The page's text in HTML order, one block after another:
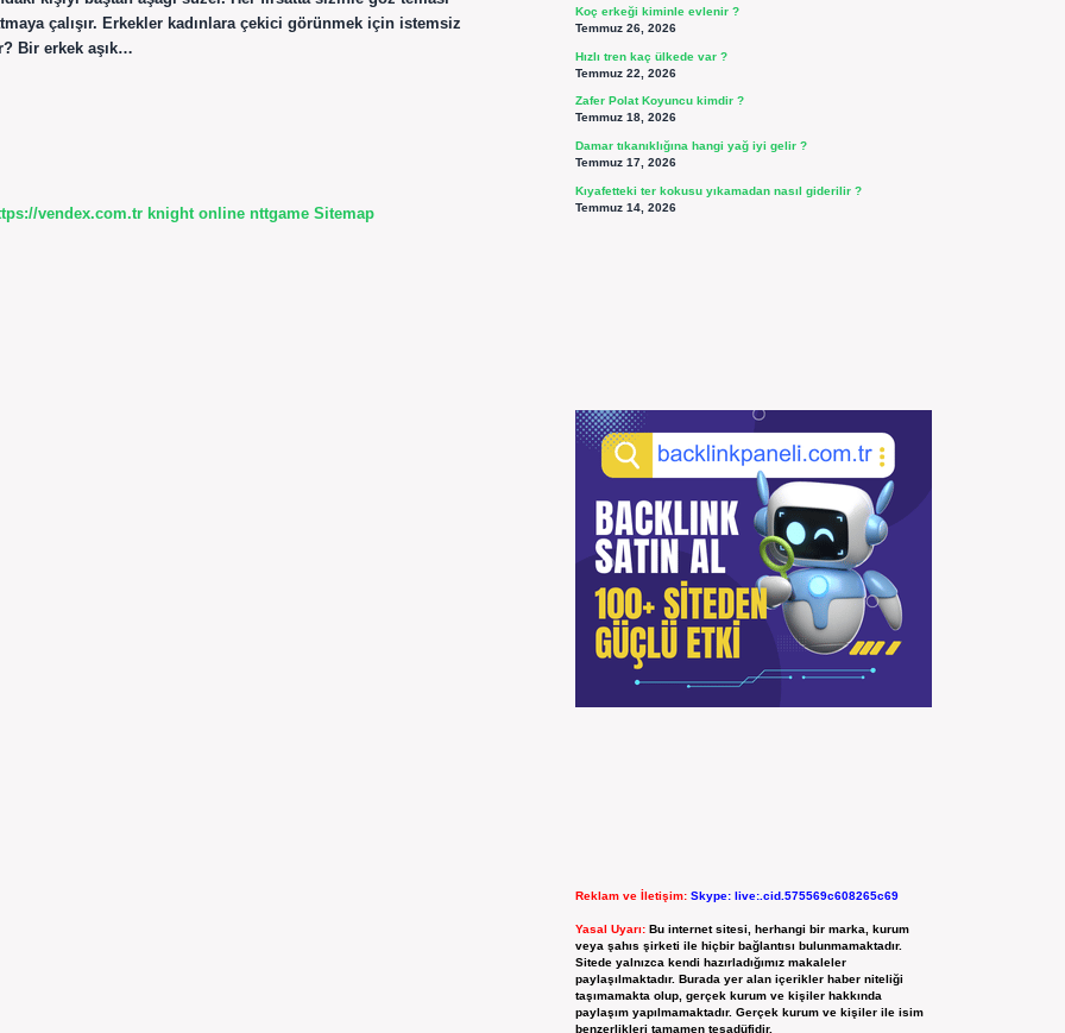
çalışır. Erkekler kadınlara çekici görünmek için istemsiz
Bir erkek aşık…
vendex.com.tr knight online nttgame Sitemap
Koç erkeği kiminle evlenir ?
Temmuz 26, 2026
Hızlı tren kaç ülkede var ?
Temmuz 22, 2026
Zafer Polat Koyuncu kimdir ?
Temmuz 18, 2026
Damar tıkanıklığına hangi yağ iyi gelir ?
Temmuz 17, 2026
Kıyafetteki ter kokusu yıkamadan nasıl giderilir ?
Temmuz 14, 2026
Reklam ve İletişim: Skype: live:.cid.575569c608265c69
Yasal Uyarı: Bu internet sitesi, herhangi bir marka, kurum
veya şahıs şirketi ile hiçbir bağlantısı bulunmamaktadır.
Sitede yalnızca kendi hazırladığımız makaleler
paylaşılmaktadır. Burada yer alan içerikler haber niteliği
taşımamakta olup, gerçek kurum ve kişiler hakkında
paylaşım yapılmamaktadır. Gerçek kurum ve kişiler ile isim
benzerlikleri tamamen tesadüfidir.